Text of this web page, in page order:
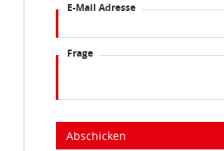
E-Mail Adresse
Frage
Abschicken